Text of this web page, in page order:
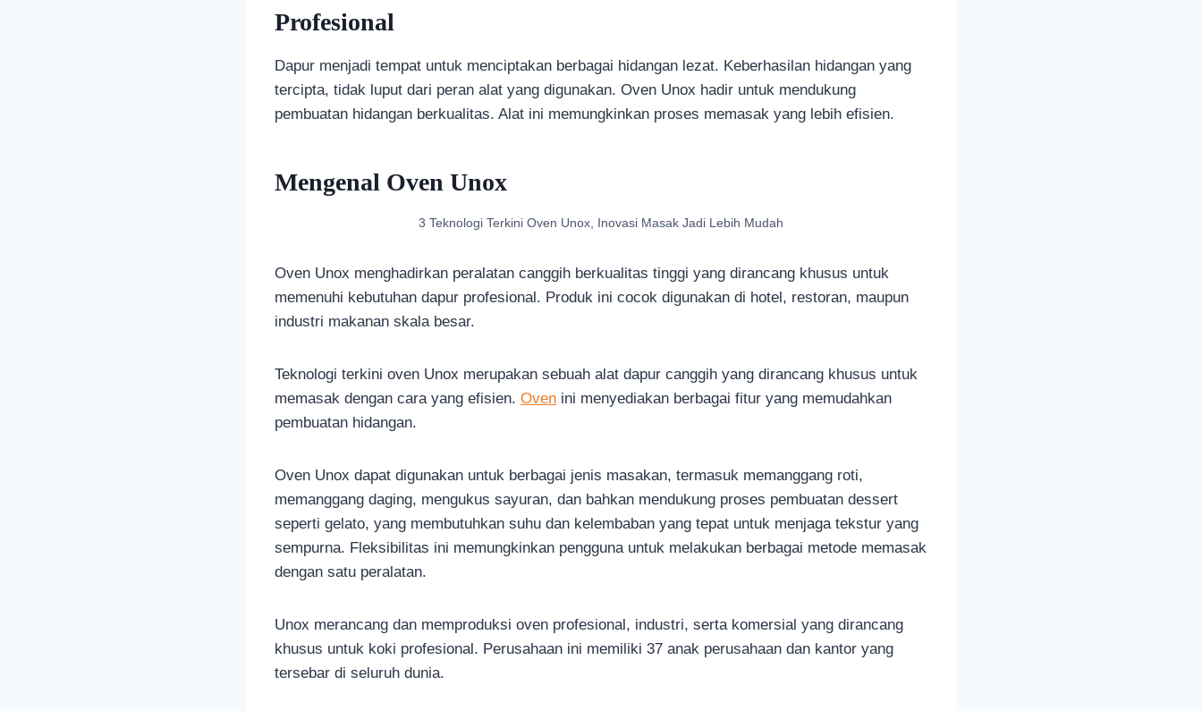
Profesional
Dapur menjadi tempat untuk menciptakan berbagai hidangan lezat. Keberhasilan hidangan yang
tercipta, tidak luput dari peran alat yang digunakan. Oven Unox hadir untuk mendukung
pembuatan hidangan berkualitas. Alat ini memungkinkan proses memasak yang lebih efisien.
Mengenal Oven Unox
3 Teknologi Terkini Oven Unox, Inovasi Masak Jadi Lebih Mudah
Oven Unox menghadirkan peralatan canggih berkualitas tinggi yang dirancang khusus untuk
memenuhi kebutuhan dapur profesional. Produk ini cocok digunakan di hotel, restoran, maupun
industri makanan skala besar.
Teknologi terkini oven Unox merupakan sebuah alat dapur canggih yang dirancang khusus untuk
memasak dengan cara yang efisien. Oven ini menyediakan berbagai fitur yang memudahkan
pembuatan hidangan.
Oven Unox dapat digunakan untuk berbagai jenis masakan, termasuk memanggang roti,
memanggang daging, mengukus sayuran, dan bahkan mendukung proses pembuatan dessert
seperti gelato, yang membutuhkan suhu dan kelembaban yang tepat untuk menjaga tekstur yang
sempurna. Fleksibilitas ini memungkinkan pengguna untuk melakukan berbagai metode memasak
dengan satu peralatan.
Unox merancang dan memproduksi oven profesional, industri, serta komersial yang dirancang
khusus untuk koki profesional. Perusahaan ini memiliki 37 anak perusahaan dan kantor yang
tersebar di seluruh dunia.